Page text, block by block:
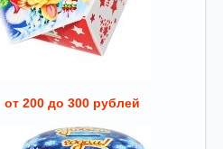
от 200 до 300 рублей